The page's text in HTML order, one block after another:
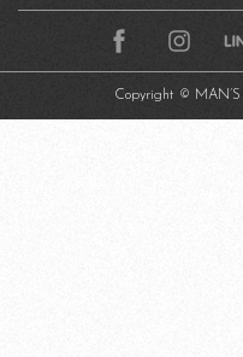
Copyright © MAN’S